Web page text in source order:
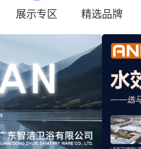
展示专区 精选品牌